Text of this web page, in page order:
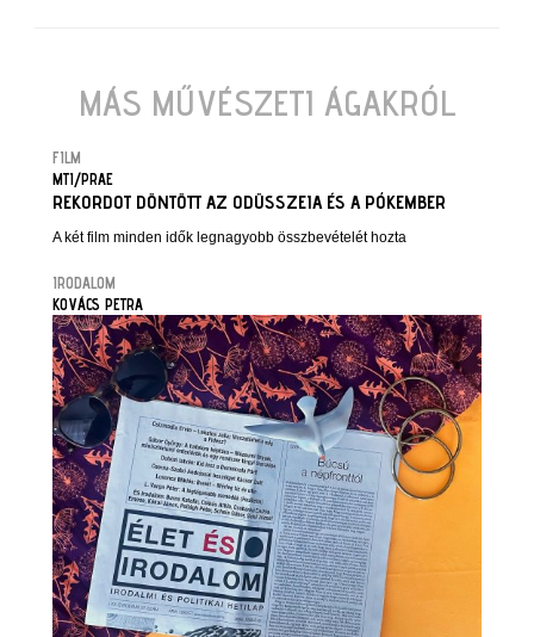
MÁS MŰVÉSZETI ÁGAKRÓL
FILM
MTI/PRAE
REKORDOT DÖNTÖTT AZ ODÜSSZEIA ÉS A PÓKEMBER
A két film minden idők legnagyobb összbevételét hozta
IRODALOM
KOVÁCS PETRA